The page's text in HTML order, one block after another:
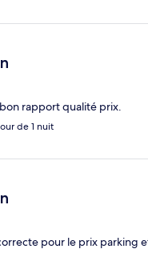
rapport qualité prix.
de 1 nuit
pour le prix parking